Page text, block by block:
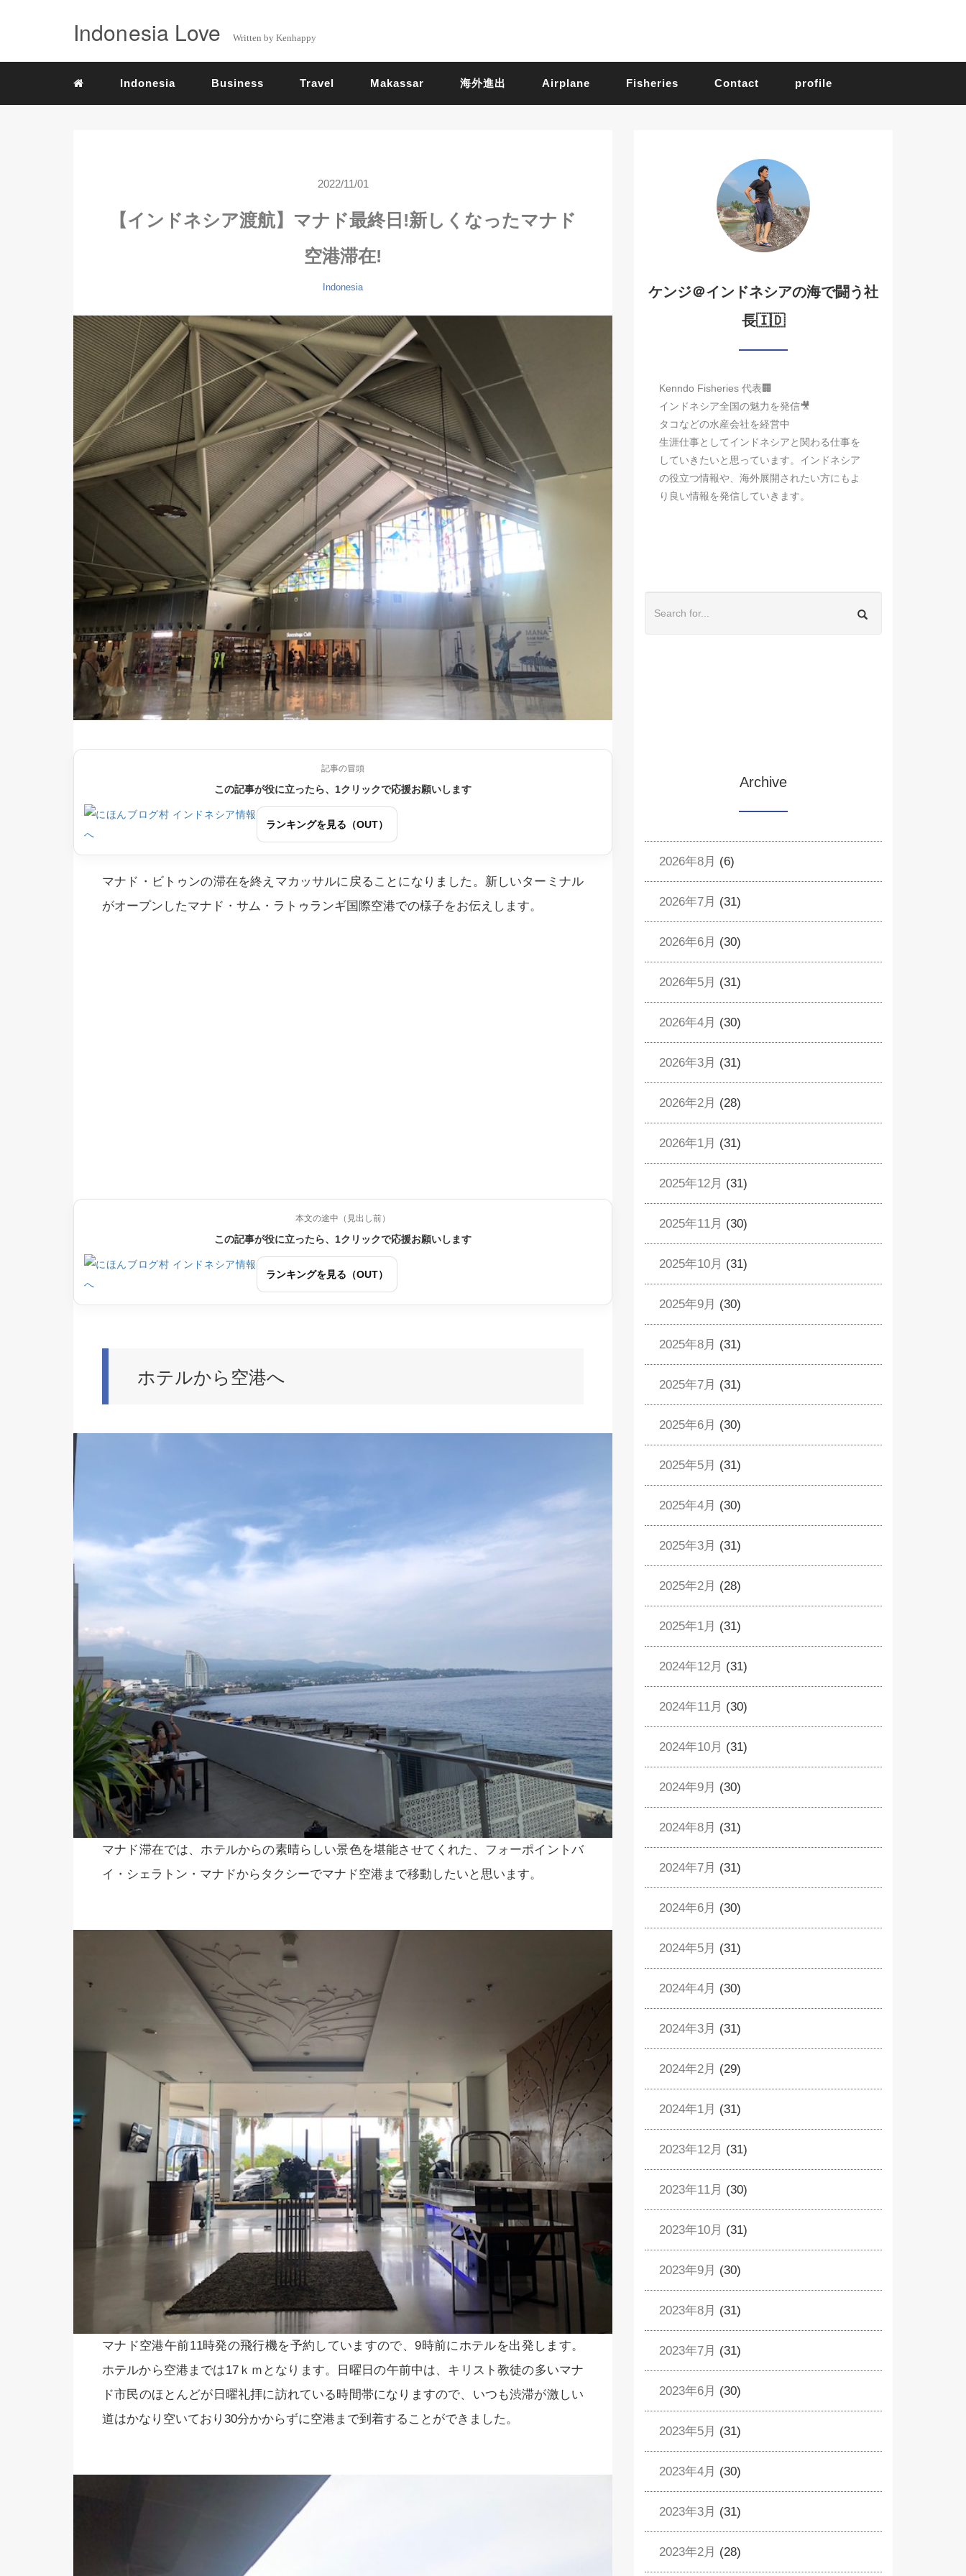
Indonesia Love Written by Kenhappy
Indonesia Business Travel Makassar 海外進出 Airplane Fisheries Contact profile
2022/11/01
【インドネシア渡航】マナド最終日!新しくなったマナド
空港滞在!
Indonesia
記事の冒頭
この記事が役に立ったら、1クリックで応援お願いします
ランキングを見る（OUT）
マナド・ビトゥンの滞在を終えマカッサルに戻ることになりました。新しいターミナル
がオープンしたマナド・サム・ラトゥランギ国際空港での様子をお伝えします。
本文の途中（見出し前）
この記事が役に立ったら、1クリックで応援お願いします
ランキングを見る（OUT）
ホテルから空港へ
マナド滞在では、ホテルからの素晴らしい景色を堪能させてくれた、フォーポイントバ
イ・シェラトン・マナドからタクシーでマナド空港まで移動したいと思います。
マナド空港午前11時発の飛行機を予約していますので、9時前にホテルを出発します。
ホテルから空港までは17ｋｍとなります。日曜日の午前中は、キリスト教徒の多いマナ
ド市民のほとんどが日曜礼拝に訪れている時間帯になりますので、いつも渋滞が激しい
道はかなり空いており30分かからずに空港まで到着することができました。
ケンジ＠インドネシアの海で闘う社
長🇮🇩
Kenndo Fisheries 代表🏢
インドネシア全国の魅力を発信🎥
タコなどの水産会社を経営中
生涯仕事としてインドネシアと関わる仕事を
していきたいと思っています。インドネシア
の役立つ情報や、海外展開されたい方にもよ
り良い情報を発信していきます。
Archive
2026年8月 (6)
2026年7月 (31)
2026年6月 (30)
2026年5月 (31)
2026年4月 (30)
2026年3月 (31)
2026年2月 (28)
2026年1月 (31)
2025年12月 (31)
2025年11月 (30)
2025年10月 (31)
2025年9月 (30)
2025年8月 (31)
2025年7月 (31)
2025年6月 (30)
2025年5月 (31)
2025年4月 (30)
2025年3月 (31)
2025年2月 (28)
2025年1月 (31)
2024年12月 (31)
2024年11月 (30)
2024年10月 (31)
2024年9月 (30)
2024年8月 (31)
2024年7月 (31)
2024年6月 (30)
2024年5月 (31)
2024年4月 (30)
2024年3月 (31)
2024年2月 (29)
2024年1月 (31)
2023年12月 (31)
2023年11月 (30)
2023年10月 (31)
2023年9月 (30)
2023年8月 (31)
2023年7月 (31)
2023年6月 (30)
2023年5月 (31)
2023年4月 (30)
2023年3月 (31)
2023年2月 (28)